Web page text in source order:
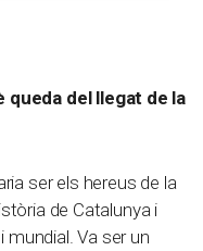
del llegat de la
ser els hereus de la
de Catalunya i
Va ser un